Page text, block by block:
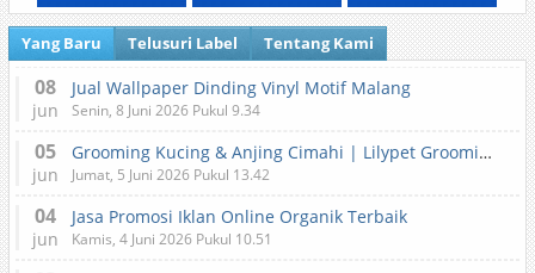
Yang Baru Telusuri Label Tentang Kami
08
jun
Jual Wallpaper Dinding Vinyl Motif Malang
Senin, 8 Juni 2026 Pukul 9.34
05
jun
Grooming Kucing & Anjing Cimahi | Lilypet Grooming & Pet Hotel
Jumat, 5 Juni 2026 Pukul 13.42
04
jun
Jasa Promosi Iklan Online Organik Terbaik
Kamis, 4 Juni 2026 Pukul 10.51